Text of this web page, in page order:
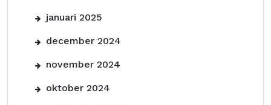
januari 2025
december 2024
november 2024
oktober 2024